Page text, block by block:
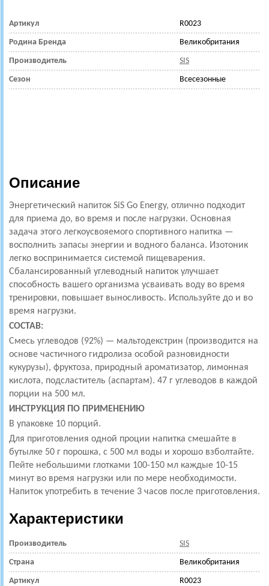
Артикул R0023
Родина Бренда Великобритания
Производитель SIS
Сезон Всесезонные
Описание
Энергетический напиток SiS Go Energy, отлично подходит
для приема до, во время и после нагрузки. Основная
задача этого легкоусвояемого спортивного напитка —
восполнить запасы энергии и водного баланса. Изотоник
легко воспринимается системой пищеварения.
Сбалансированный углеводный напиток улучшает
способность вашего организма усваивать воду во время
тренировки, повышает выносливость. Используйте до и во
время нагрузки.
СОСТАВ:
Смесь углеводов (92%) — мальтодекстрин (производится на
основе частичного гидролиза особой разновидности
кукурузы), фруктоза, природный ароматизатор, лимонная
кислота, подсластитель (аспартам). 47 г углеводов в каждой
порции на 500 мл.
ИНСТРУКЦИЯ ПО ПРИМЕНЕНИЮ
В упаковке 10 порций.
Для приготовления одной проции напитка смешайте в
бутылке 50 г порошка, с 500 мл воды и хорошо взболтайте.
Пейте небольшими глотками 100-150 мл каждые 10-15
минут во время нагрузки или по мере необходимости.
Напиток употребить в течение 3 часов после приготовления.
Характеристики
Производитель SIS
Страна Великобритания
Артикул R0023